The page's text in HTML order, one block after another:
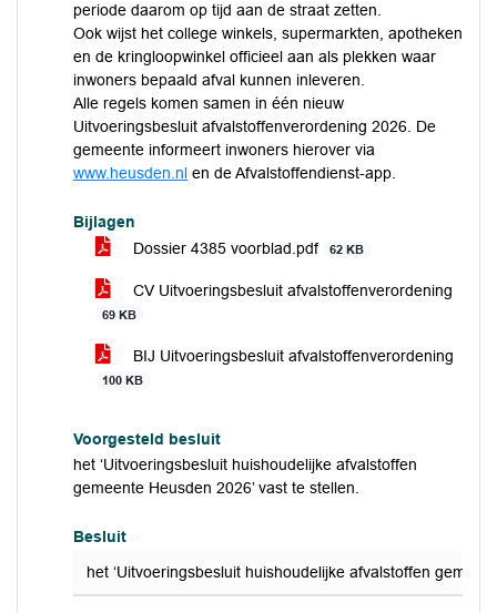
periode daarom op tijd aan de straat zetten.
Ook wijst het college winkels, supermarkten, apotheken
en de kringloopwinkel officieel aan als plekken waar
inwoners bepaald afval kunnen inleveren.
Alle regels komen samen in één nieuw
Uitvoeringsbesluit afvalstoffenverordening 2026. De
gemeente informeert inwoners hierover via
www.heusden.nl en de Afvalstoffendienst-app.
Bijlagen
Dossier 4385 voorblad.pdf
62 KB
CV Uitvoeringsbesluit afvalstoffenverordening
69 KB
BIJ Uitvoeringsbesluit afvalstoffenverordening
100 KB
Voorgesteld besluit
het ‘Uitvoeringsbesluit huishoudelijke afvalstoffen
gemeente Heusden 2026’ vast te stellen.
Besluit
het ‘Uitvoeringsbesluit huishoudelijke afvalstoffen